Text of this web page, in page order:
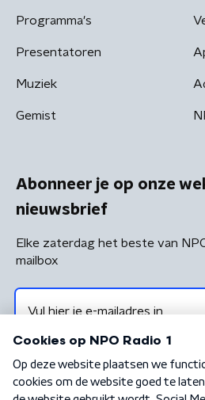
Programma's
Presentatoren
Muziek
Gemist
Abonneer je op onze
nieuwsbrief
Elke zaterdag het beste van
mailbox